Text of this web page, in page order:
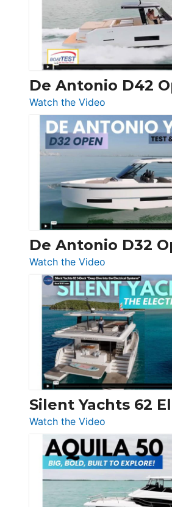
Conquest
De Antonio D42
Watch the Video
De
Antonio
D42
Open
De Antonio D32
Watch the Video
De
Antonio
D32
Open
Silent Yachts 62
Watch the Video
Silent
Yachts
62
Electronic